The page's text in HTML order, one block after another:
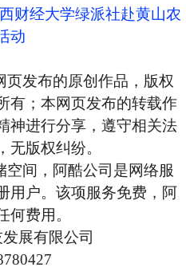
财经大学绿派社赴黄山农
动
页发布的原创作品，版权
有；本网页发布的转载作
神进行分享，遵守相关法
无版权纠纷。
空间，阿酷公司是网络服
用户。该项服务免费，阿
何费用。
展有限公司